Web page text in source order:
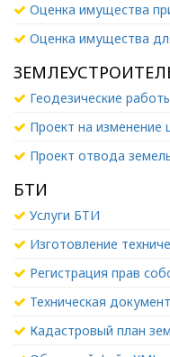
Оценка имущества
Оценка имущества
Геодезические
Проект на изменение
Проект отвода
БТИ
Услуги БТИ
Изготовление
Регистрация прав
Техническая
Кадастровый план